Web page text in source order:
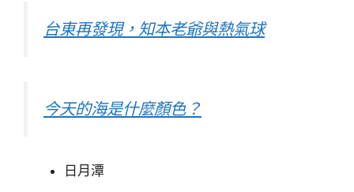
台東再發現，知本老爺與熱氣球
今天的海是什麼顏色？
日月潭